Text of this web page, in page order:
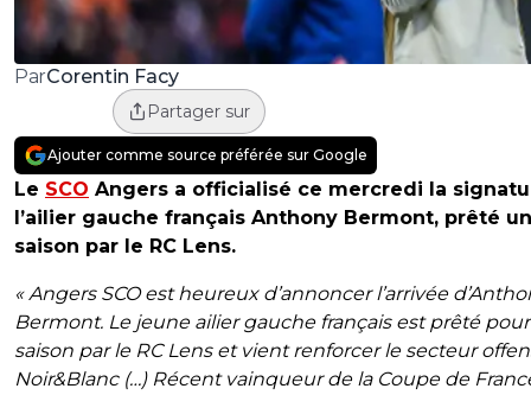
ParCorentin Facy
Partager sur
Ajouter comme source préférée sur Google
Le SCO Angers a officialisé ce mercredi la
l’ailier gauche français Anthony Bermont, prêté
saison par le RC Lens.
« Angers SCO est heureux d’annoncer l’arrivée
Bermont. Le jeune ailier gauche français est prêté
saison par le RC Lens et vient renforcer le secteur
Noir&Blanc (…) Récent vainqueur de la Coupe de